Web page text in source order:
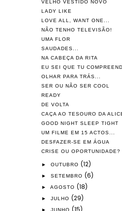
VELHO VESTIDO NOVO
LADY LIKE
LOVE ALL, WANT ONE...
NÃO TENHO TELEVISÃO!
UMA FLOR
SAUDADES...
NA CABEÇA DA RITA
EU SEI QUE TU
OLHAR PARA TRÁS...
SER OU NÃO SER COOL
READY
DE VOLTA
CAÇA AO TESOURO DA
GOOD NIGHT SLEEP TIGHT
UM FILME EM 15 ACTOS...
DESFAZER-SE EM ÁGUA
CRISE OU OPORTUNIDADE?
► OUTUBRO (12)
► SETEMBRO (6)
► AGOSTO (18)
► JULHO (29)
► JUNHO (15)